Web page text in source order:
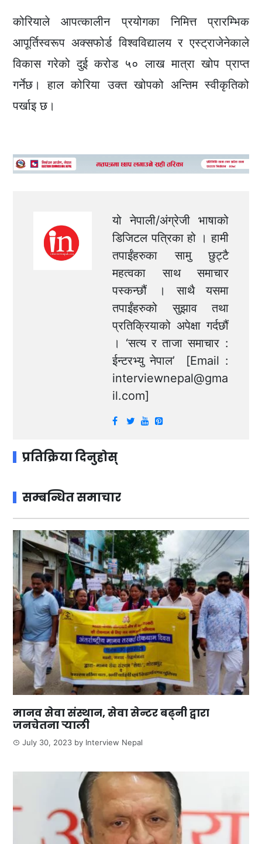
कोरियाले आपत्कालीन प्रयोगका निमित्त प्रारम्भिक
आपूर्तिस्वरूप अक्सफोर्ड विश्वविद्यालय र एस्ट्राजेनेकाले
विकास गरेको दुई करोड ५० लाख मात्रा खोप प्राप्त
गर्नेछ। हाल कोरिया उक्त खोपको अन्तिम स्वीकृतिको
पर्खाइ छ।
यो नेपाली/अंग्रेजी भाषाको
डिजिटल पत्रिका हो । हामी
तपाईंहरुका सामु छुट्टै
महत्वका साथ समाचार
पस्कन्छौं । साथै यसमा
तपाईंहरुको सुझाव तथा
प्रतिक्रियाको अपेक्षा गर्दछौं
। ‘सत्य र ताजा समाचार :
ईन्टरभ्यु नेपाल’ [Email :
interviewnepal@gma
il.com]
प्रतिक्रिया दिनुहोस्
सम्बन्धित समाचार
मानव सेवा संस्थान, सेवा सेन्टर बढ्नी द्वारा
जनचेतना र्‍याली
July 30, 2023 by Interview Nepal